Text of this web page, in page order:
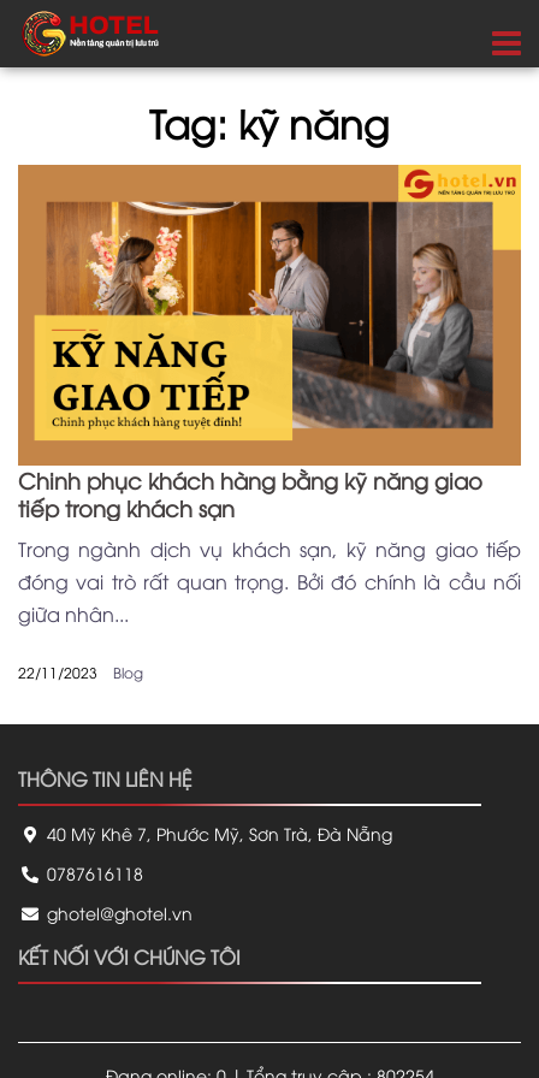
Tag: kỹ năng
Chinh phục khách hàng bằng kỹ năng giao
tiếp trong khách sạn
Trong ngành dịch vụ khách sạn, kỹ năng giao tiếp
đóng vai trò rất quan trọng. Bởi đó chính là cầu nối
giữa nhân...
22/11/2023 Blog
THÔNG TIN LIÊN HỆ
40 Mỹ Khê 7, Phước Mỹ, Sơn Trà, Đà Nẵng
0787616118
ghotel@ghotel.vn
KẾT NỐI VỚI CHÚNG TÔI